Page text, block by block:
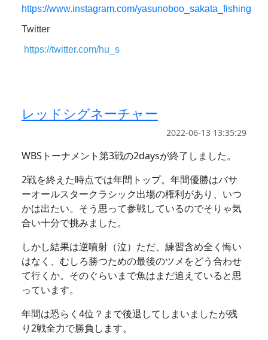
https://www.instagram.com/yasunoboo_sakata_fishing
Twitter
https://twitter.com/hu_s
レッドシグネーチャー
2022-06-13 13:35:29
WBSトーナメント第3戦の2daysが終了しました。
2戦を終えた時点では年間トップ。年間優勝はバサ
ーオールスタークラシック出場の権利があり、いつ
かは出たい。そう思って参戦しているのでそりゃ気
合い十分で挑みました。
しかし結果は逆噴射（泣）ただ、練習含め全く悔い
はなく、むしろ勝つための最後のツメをどう合わせ
て行くか。そのぐらいまで魚はまだ追えていると思
っています。
年間は恐らく4位？まで後退してしまいましたが残
り2戦全力で勝負します。